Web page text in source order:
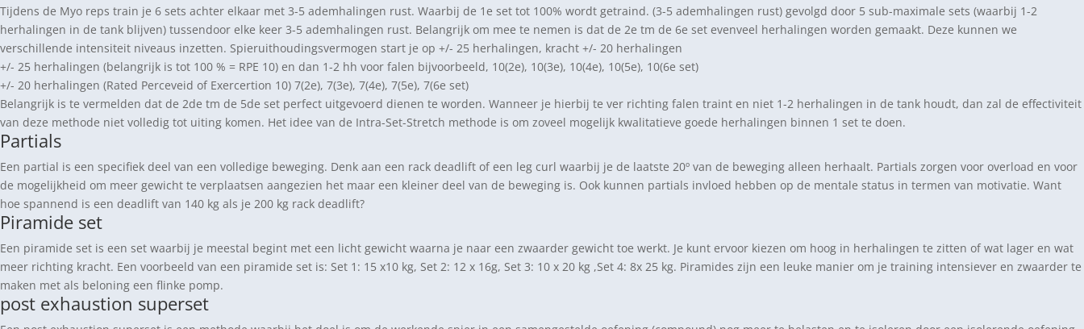
Tijdens de Myo reps train je 6 sets achter elkaar met 3-5 ademhalingen rust. Waarbij de 1e set tot 100% wordt getraind. (3-5 ademhalingen rust) gevolgd door 5 sub-maximale sets (waarbij 1-2
herhalingen in de tank blijven) tussendoor elke keer 3-5 ademhalingen rust. Belangrijk om mee te nemen is dat de 2e tm de 6e set evenveel herhalingen worden gemaakt. Deze kunnen we
verschillende intensiteit niveaus inzetten. Spieruithoudingsvermogen start je op +/- 25 herhalingen, kracht +/- 20 herhalingen
+/- 25 herhalingen (belangrijk is tot 100 % = RPE 10) en dan 1-2 hh voor falen bijvoorbeeld, 10(2e), 10(3e), 10(4e), 10(5e), 10(6e set)
+/- 20 herhalingen (Rated Perceveid of Exercertion 10) 7(2e), 7(3e), 7(4e), 7(5e), 7(6e set)
Belangrijk is te vermelden dat de 2de tm de 5de set perfect uitgevoerd dienen te worden. Wanneer je hierbij te ver richting falen traint en niet 1-2 herhalingen in de tank houdt, dan zal de effectiviteit
van deze methode niet volledig tot uiting komen. Het idee van de Intra-Set-Stretch methode is om zoveel mogelijk kwalitatieve goede herhalingen binnen 1 set te doen.
Partials
Een partial is een specifiek deel van een volledige beweging. Denk aan een rack deadlift of een leg curl waarbij je de laatste 20º van de beweging alleen herhaalt. Partials zorgen voor overload en voor
de mogelijkheid om meer gewicht te verplaatsen aangezien het maar een kleiner deel van de beweging is. Ook kunnen partials invloed hebben op de mentale status in termen van motivatie. Want
hoe spannend is een deadlift van 140 kg als je 200 kg rack deadlift?
Piramide set
Een piramide set is een set waarbij je meestal begint met een licht gewicht waarna je naar een zwaarder gewicht toe werkt. Je kunt ervoor kiezen om hoog in herhalingen te zitten of wat lager en wat
meer richting kracht. Een voorbeeld van een piramide set is: Set 1: 15 x10 kg, Set 2: 12 x 16g, Set 3: 10 x 20 kg ,Set 4: 8x 25 kg. Piramides zijn een leuke manier om je training intensiever en zwaarder te
maken met als beloning een flinke pomp.
post exhaustion superset